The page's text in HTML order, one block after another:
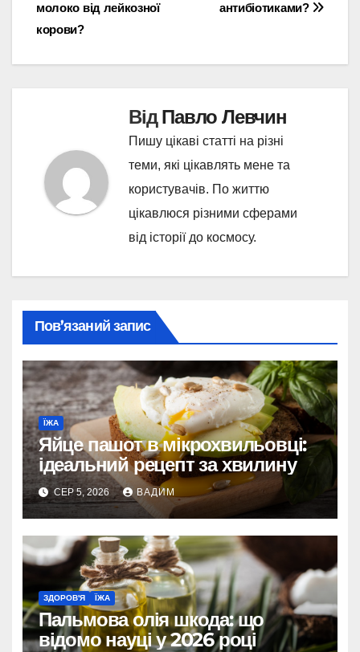
записів
антибіотиками?
молоко від лейкозної
корови?
ВідПавло Левчин
Пишу цікаві статті на різні
теми, які цікавлять мене та
користувачів. По життю
цікавлюся різними сферами
від історії до космосу.
Пов’язаний запис
ЇЖА
Яйце пашот в мікрохвильовці:
ідеальний рецепт за хвилину
СЕР 5, 2026 ВАДИМ
ЗДОРОВ'Я ЇЖА
Пальмова олія шкода: що
відомо науці у 2026 році